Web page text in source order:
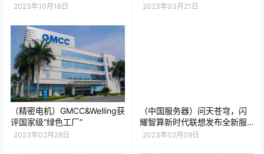
2023年10月18日
牌、政府采购旧楼加装电梯首
2023年03月21日
（精密电机）GMCC&Welling获
评国家级“绿色工厂”
2023年02月28日
（中国服务器）问天苍穹，闪
耀智算新时代联想发布全新服
务器品牌“联想问天”及首款新品
2023年02月09日